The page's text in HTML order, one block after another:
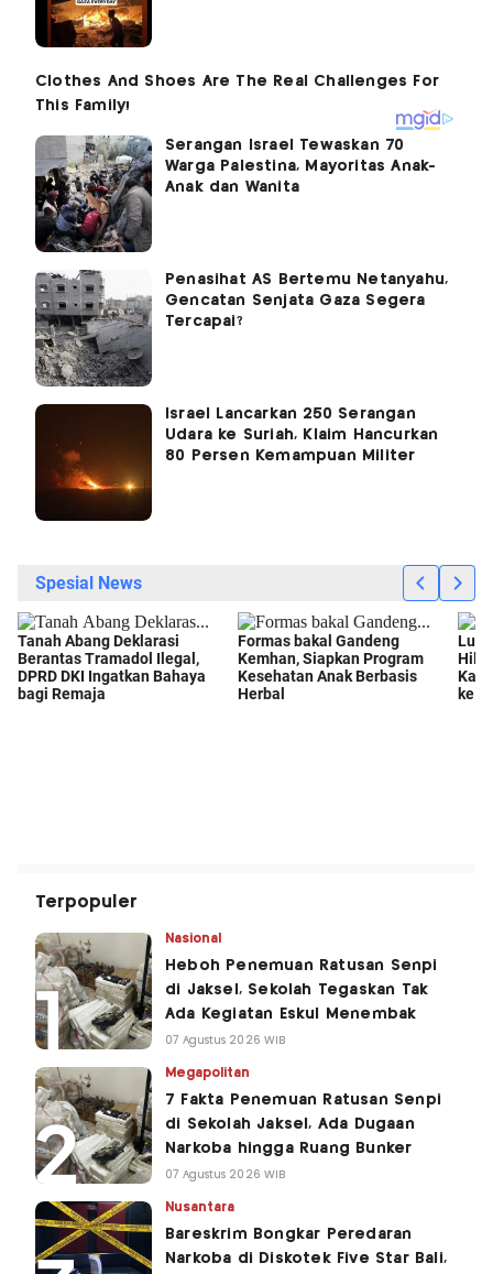
Serangan Israel Tewaskan 70
Warga Palestina, Mayoritas Anak-
Anak dan Wanita
Penasihat AS Bertemu Netanyahu,
Gencatan Senjata Gaza Segera
Tercapai?
Israel Lancarkan 250 Serangan
Udara ke Suriah, Klaim Hancurkan
80 Persen Kemampuan Militer
Terpopuler
Nasional
Heboh Penemuan Ratusan Senpi
di Jaksel, Sekolah Tegaskan Tak
Ada Kegiatan Eskul Menembak
07 Agustus 2026 WIB
Megapolitan
7 Fakta Penemuan Ratusan Senpi
di Sekolah Jaksel, Ada Dugaan
Narkoba hingga Ruang Bunker
07 Agustus 2026 WIB
Nusantara
Bareskrim Bongkar Peredaran
Narkoba di Diskotek Five Star Bali,